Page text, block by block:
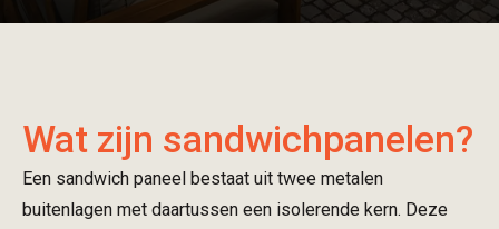
Wat zijn sandwichpanelen?
Een sandwich paneel bestaat uit twee metalen
buitenlagen met daartussen een isolerende kern. Deze